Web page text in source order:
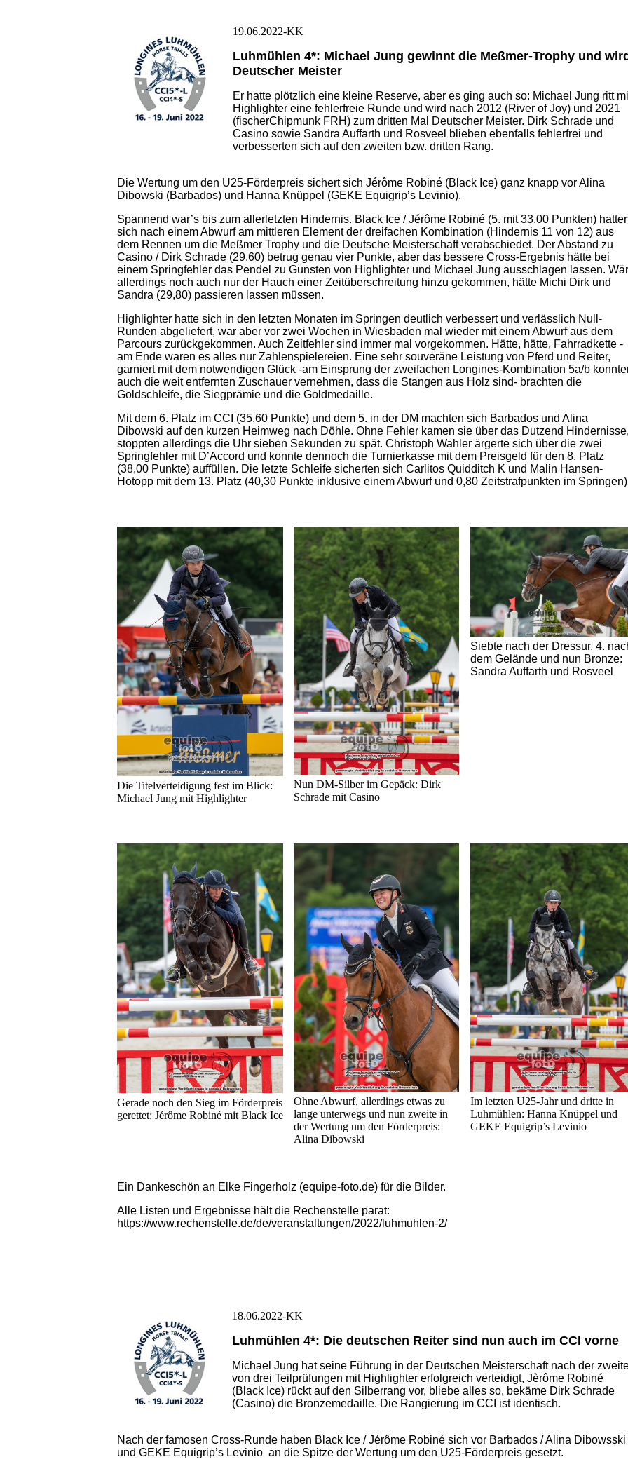
19.06.2022-KK
Luhmühlen 4*: Michael Jung gewinnt die Meßmer-Trophy und
Deutscher Meister
Er hatte plötzlich eine kleine Reserve, aber es ging auch so: Michael Jung ritt
Highlighter eine fehlerfreie Runde und wird nach 2012 (River of Joy) und 2021
(fischerChipmunk FRH) zum dritten Mal Deutscher Meister. Dirk Schrade und
Casino sowie Sandra Auffarth und Rosveel blieben ebenfalls fehlerfrei und
verbesserten sich auf den zweiten bzw. dritten Rang.
Die Wertung um den U25-Förderpreis sichert sich Jérôme Robiné (Black Ice) ganz knapp vor Alina
Dibowski (Barbados) und Hanna Knüppel (GEKE Equigrip’s Levinio).
Spannend war’s bis zum allerletzten Hindernis. Black Ice / Jérôme Robiné (5. mit 33,00 Punkten)
sich nach einem Abwurf am mittleren Element der dreifachen Kombination (Hindernis 11 von 12) aus
dem Rennen um die Meßmer Trophy und die Deutsche Meisterschaft verabschiedet. Der Abstand zu
Casino / Dirk Schrade (29,60) betrug genau vier Punkte, aber das bessere Cross-Ergebnis hätte bei
einem Springfehler das Pendel zu Gunsten von Highlighter und Michael Jung ausschlagen lassen.
allerdings noch auch nur der Hauch einer Zeitüberschreitung hinzu gekommen, hätte Michi Dirk und
Sandra (29,80) passieren lassen müssen.
Highlighter hatte sich in den letzten Monaten im Springen deutlich verbessert und verlässlich Null-
Runden abgeliefert, war aber vor zwei Wochen in Wiesbaden mal wieder mit einem Abwurf aus dem
Parcours zurückgekommen. Auch Zeitfehler sind immer mal vorgekommen. Hätte, hätte, Fahrradkette -
am Ende waren es alles nur Zahlenspielereien. Eine sehr souveräne Leistung von Pferd und Reiter,
garniert mit dem notwendigen Glück -am Einsprung der zweifachen Longines-Kombination 5a/b
auch die weit entfernten Zuschauer vernehmen, dass die Stangen aus Holz sind- brachten die
Goldschleife, die Siegprämie und die Goldmedaille.
Mit dem 6. Platz im CCI (35,60 Punkte) und dem 5. in der DM machten sich Barbados und Alina
Dibowski auf den kurzen Heimweg nach Döhle. Ohne Fehler kamen sie über das Dutzend
stoppten allerdings die Uhr sieben Sekunden zu spät. Christoph Wahler ärgerte sich über die zwei
Springfehler mit D’Accord und konnte dennoch die Turnierkasse mit dem Preisgeld für den 8. Platz
(38,00 Punkte) auffüllen. Die letzte Schleife sicherten sich Carlitos Quidditch K und Malin Hansen-
Hotopp mit dem 13. Platz (40,30 Punkte inklusive einem Abwurf und 0,80 Zeitstrafpunkten im
Die Titelverteidigung fest im Blick:
Michael Jung mit Highlighter
Nun DM-Silber im Gepäck: Dirk
Schrade mit Casino
Siebte nach der Dressur, 4.
dem Gelände und nun Bronze:
Sandra Auffarth und Rosveel
Gerade noch den Sieg im Förderpreis
gerettet: Jérôme Robiné mit Black Ice
Ohne Abwurf, allerdings etwas zu
lange unterwegs und nun zweite in
der Wertung um den Förderpreis:
Alina Dibowski
Im letzten U25-Jahr und dritte in
Luhmühlen: Hanna Knüppel und
GEKE Equigrip’s Levinio
Ein Dankeschön an Elke Fingerholz (equipe-foto.de) für die Bilder.
Alle Listen und Ergebnisse hält die Rechenstelle parat:
https://www.rechenstelle.de/de/veranstaltungen/2022/luhmuhlen-2/
18.06.2022-KK
Luhmühlen 4*: Die deutschen Reiter sind nun auch im CCI vorne
Michael Jung hat seine Führung in der Deutschen Meisterschaft nach der
von drei Teilprüfungen mit Highlighter erfolgreich verteidigt, Jèrôme Robiné
(Black Ice) rückt auf den Silberrang vor, bliebe alles so, bekäme Dirk Schrade
(Casino) die Bronzemedaille. Die Rangierung im CCI ist identisch.
Nach der famosen Cross-Runde haben Black Ice / Jérôme Robiné sich vor Barbados / Alina Dibowsski
und GEKE Equigrip’s Levinio an die Spitze der Wertung um den U25-Förderpreis gesetzt.